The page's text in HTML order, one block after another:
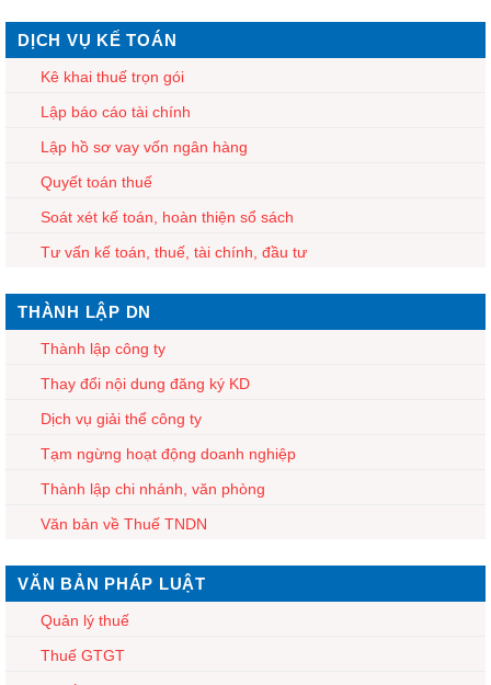
DỊCH VỤ KẾ TOÁN
Kê khai thuế trọn gói
Lập báo cáo tài chính
Lập hồ sơ vay vốn ngân hàng
Quyết toán thuế
Soát xét kế toán, hoàn thiện sổ sách
Tư vấn kế toán, thuế, tài chính, đầu tư
THÀNH LẬP DN
Thành lập công ty
Thay đổi nội dung đăng ký KD
Dịch vụ giải thể công ty
Tạm ngừng hoạt động doanh nghiệp
Thành lập chi nhánh, văn phòng
Văn bản về Thuế TNDN
VĂN BẢN PHÁP LUẬT
Quản lý thuế
Thuế GTGT